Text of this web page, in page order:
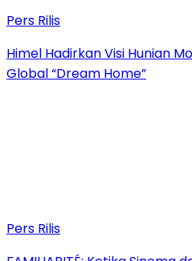
Pers Rilis
Himel Hadirkan Visi Hunian
Global “Dream Home”
Pers Rilis